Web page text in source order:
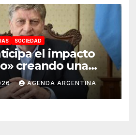
SOCIEDAD
el impacto
creando una
Gestión» para
territorio
AGENDA ARGENTINA